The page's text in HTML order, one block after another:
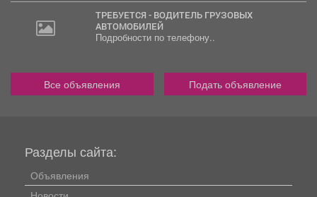
ТРЕБУЕТСЯ - ВОДИТЕЛЬ ГРУЗОВЫХ
АВТОМОБИЛЕЙ
Подробности по телефону..
Все объявления Подать объявление
Разделы сайта:
Объявления